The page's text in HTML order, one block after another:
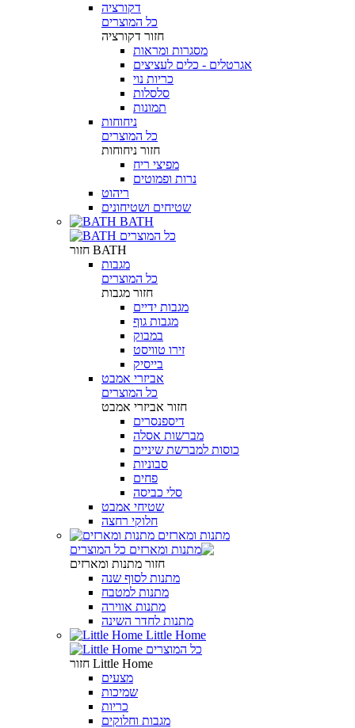
דקורציה
כל המוצרים
חזור דקורציה
מסגרות ומראות
אגרטלים - כלים לעציצים
כריות נוי
סלסלות
תמונות
ניחוחות
כל המוצרים
חזור ניחוחות
מפיצי ריח
נרות ופמוטים
ריהוט
שטיחים ושטיחונים
BATH
כל המוצרים
חזור BATH
מגבות
כל המוצרים
חזור מגבות
מגבות ידיים
מגבות גוף
במבוק
זירו טוויסט
בייסיק
אביזרי אמבט
כל המוצרים
חזור אביזרי אמבט
דיספנסרים
מברשות אסלה
כוסות למברשת שיניים
סבוניות
פחים
סלי כביסה
שטיחי אמבט
חלוקי רחצה
מתנות ומארזים
כל המוצרים
חזור מתנות ומארזים
מתנות לסוף שנה
מתנות למטבח
מתנות אווירה
מתנות לחדר השינה
Little Home
כל המוצרים
חזור Little Home
מצעים
שמיכות
כריות
מגבות וחלוקים